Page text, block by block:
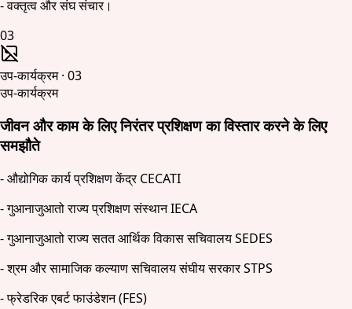
- वक्तृत्व और संघ संचार।
03
उप-कार्यक्रम· 03
उप-कार्यक्रम
जीवन और काम के लिए निरंतर प्रशिक्षण का विस्तार करने के लिए
समझौते
- औद्योगिक कार्य प्रशिक्षण केंद्र CECATI
- गुआनाजुआतो राज्य प्रशिक्षण संस्थान IECA
- गुआनाजुआतो राज्य सतत आर्थिक विकास सचिवालय SEDES
- श्रम और सामाजिक कल्याण सचिवालय संघीय सरकार STPS
- फ्रेडरिक एबर्ट फाउंडेशन (FES)